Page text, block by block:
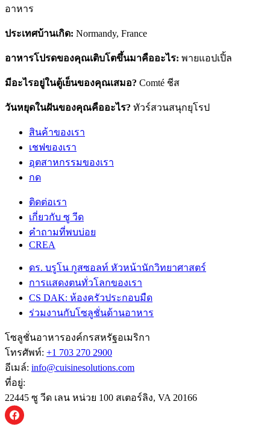
อาหาร
ประเทศบ้านเกิด: Normandy, France
อาหารโปรดของคุณเติบโตขึ้นมาคืออะไร: พายแอปเปิ้ล
มีอะไรอยู่ในตู้เย็นของคุณเสมอ? Comté ชีส
วันหยุดในฝันของคุณคืออะไร? ทัวร์สวนสนุกยุโรป
สินค้าของเรา
เชฟของเรา
อุตสาหกรรมของเรา
กด
ติดต่อเรา
เกี่ยวกับ ซู วีด
คําถามที่พบบ่อย
CREA
ดร. บรูโน กูสซอลท์ หัวหน้านักวิทยาศาสตร์
การแสดงตนทั่วโลกของเรา
CS DAK: ห้องครัวประกอบมืด
ร่วมงานกับโซลูชั่นด้านอาหาร
โซลูชั่นอาหารองค์กรสหรัฐอเมริกา
โทรศัพท์: +1 703 270 2900
อีเมล์: info@cuisinesolutions.com
ที่อยู่:
22445 ซู วีด เลน หน่วย 100 สเตอร์ลิง, VA 20166